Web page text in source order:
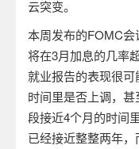
云突变。
本周发布的FOMC会
将在3月加息的几率
就业报告的表现很
时间里是否上调，
段接近4个月的时间
已经接近整整两年